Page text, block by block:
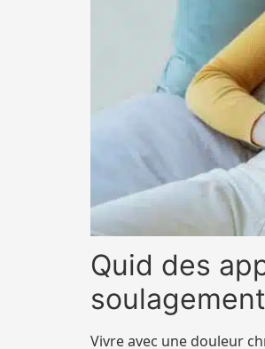
Quid des
Vivre avec une douleur